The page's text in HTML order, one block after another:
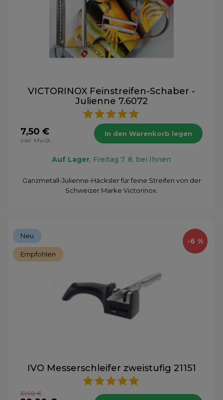
VICTORINOX Feinstreifen-Schaber -
Julienne 7.6072
7,50 €
inkl. MwSt.
In den Warenkorb legen
Auf Lager, Freitag 7. 8. bei Ihnen
Ganzmetall-Julienne-Häcksler für feine Streifen von der
Schweizer Marke Victorinox.
-6 %
Neu
Empfohlen
IVO Messerschleifer zweistufig 21151
31,90 €